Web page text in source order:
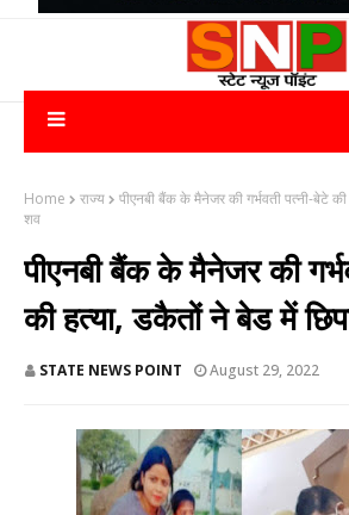
Home राज्य
पीएनबी बैंक के मैनेजर की गर्भवती पत्नी-बेटे
शव
पीएनबी बैंक के मैनेजर की
की हत्या, डकैतों ने बेड में
STATE NEWS POINT August 29, 2022